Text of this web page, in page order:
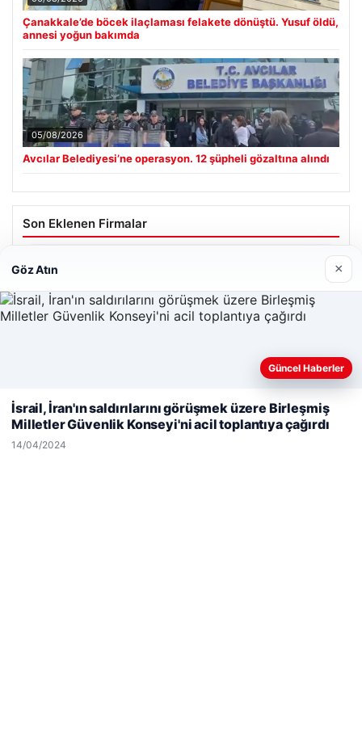
Çanakkale’de böcek ilaçlaması felakete dönüştü. Yusuf öldü,
annesi yoğun bakımda
05/08/2026
Avcılar Belediyesi’ne operasyon. 12 şüpheli gözaltına alındı
Son Eklenen Firmalar
Hastaş Beton
© 2026 Haber Geldi – Gündemden Haberler
Web sitemizi nasıl kullandığınızı daha iyi anlayabilmek,
kullanıyoruz.Çerez Politikamız
Göz Atın ×
Güncel Haberler
İsrail, İran'ın saldırılarını görüşmek üzere Birleşmiş
Milletler Güvenlik Konseyi'ni acil toplantıya çağırdı
14/04/2024Yeminli Tercüme Bürosu